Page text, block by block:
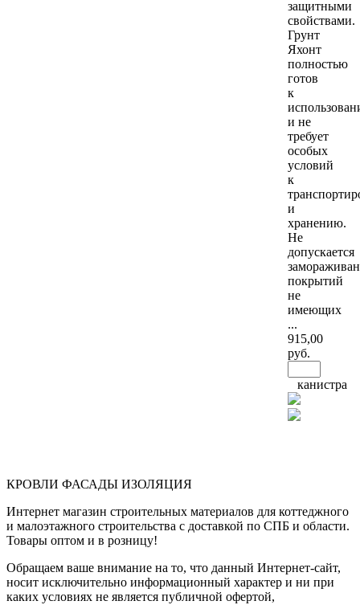
защитными
свойствами.
Грунт
Яхонт
полностью
готов
к
и не
требует
особых
условий
к
и
хранению.
Не
допускается
покрытий
не
имеющих
...
915,00
руб.
канистра
КРОВЛИ ФАСАДЫ ИЗОЛЯЦИЯ
Интернет магазин строительных материалов для коттеджного
и малоэтажного строительства с доставкой по СПБ и области.
Товары оптом и в розницу!
Обращаем ваше внимание на то, что данный Интернет-сайт,
носит исключительно информационный характер и ни при
каких условиях не является публичной офертой,